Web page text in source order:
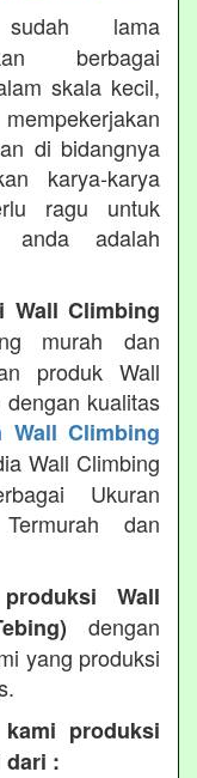
lama
berbagai
skala kecil,
di bidangnya
karya-karya
ragu untuk
anda adalah
Wall Climbing
murah dan
produk Wall
dengan kualitas
Wall Climbing
Wall Climbing
Ukuran
dan
produksi Wall
dengan
yang produksi
produksi
dari :